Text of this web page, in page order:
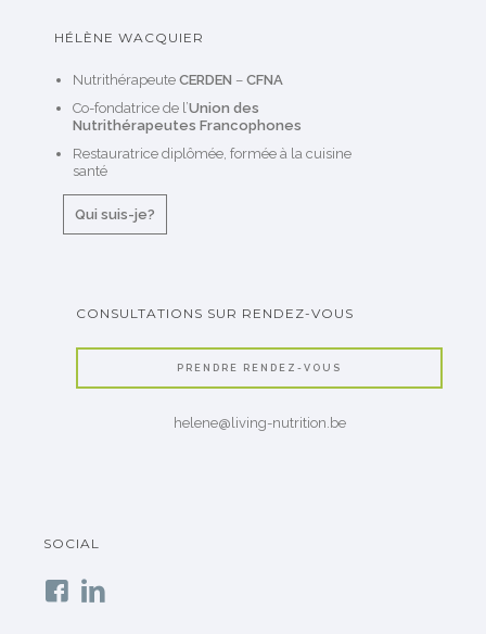
HÉLÈNE WACQUIER
Nutrithérapeute CERDEN – CFNA
Co-fondatrice de l’Union des
Nutrithérapeutes Francophones
Restauratrice diplômée, formée à la cuisine
santé
Qui suis-je?
CONSULTATIONS SUR RENDEZ-VOUS
PRENDRE RENDEZ-VOUS
helene@living-nutrition.be
SOCIAL